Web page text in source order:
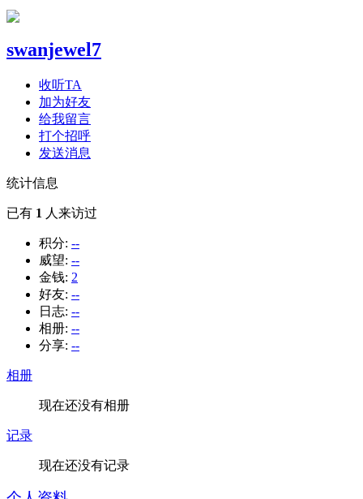
swanjewel7
收听TA
加为好友
给我留言
打个招呼
发送消息
统计信息
已有 1 人来访过
积分: --
威望: --
金钱: 2
好友: --
日志: --
相册: --
分享: --
相册
现在还没有相册
记录
现在还没有记录